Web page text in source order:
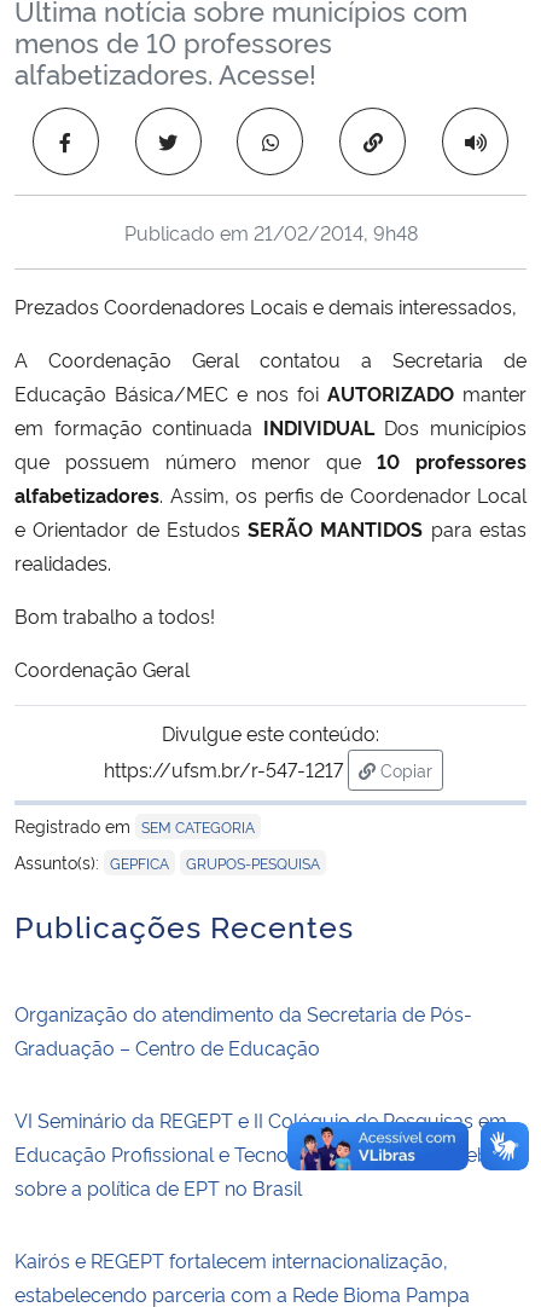
Ministério da Cidadania
Ministério da Saúde
Ministério de Minas e Energia
Ministério do Meio Ambiente
Ministério do Desenvolvimento Regional
Controladoria-Geral da União
Ministério da Mulher, da Família e dos Direitos Humanos
Secretaria de Governo
Gabinete de Segurança Institucional
Advocacia-Geral da União
Banco Central do Brasil
Planalto
Última notícia sobre municípios com
menos de 10 professores
alfabetizadores. Acesse!
Copiar para área
Publicado em 21/02/2014, 9h48
Prezados Coordenadores Locais e demais interessados,
A Coordenação Geral contatou a Secretaria de
Educação Básica/MEC e nos foi AUTORIZADO manter
em formação continuada INDIVIDUALDos municípios
que possuem número menor que10 professores
alfabetizadores. Assim, os perfis de Coordenador Local
e Orientador de EstudosSERÃO MANTIDOS para estas
realidades.
Bom trabalho a todos!
Coordenação Geral
Divulgue este conteúdo:
https://ufsm.br/r-547-1217
Copiar
para área de
Registrado em SEM CATEGORIA
Assunto(s): GEPFICA GRUPOS-PESQUISA
Publicações Recentes
Organização do atendimento da Secretaria de Pós-
Graduação – Centro de Educação
VI Seminário da REGEPT e II Colóquio de Pesquisas em
Educação Profissional e Tecnológica promovem debates
sobre a política de EPT no Brasil
Kairós e REGEPT fortalecem internacionalização,
estabelecendo parceria com a Rede Bioma Pampa